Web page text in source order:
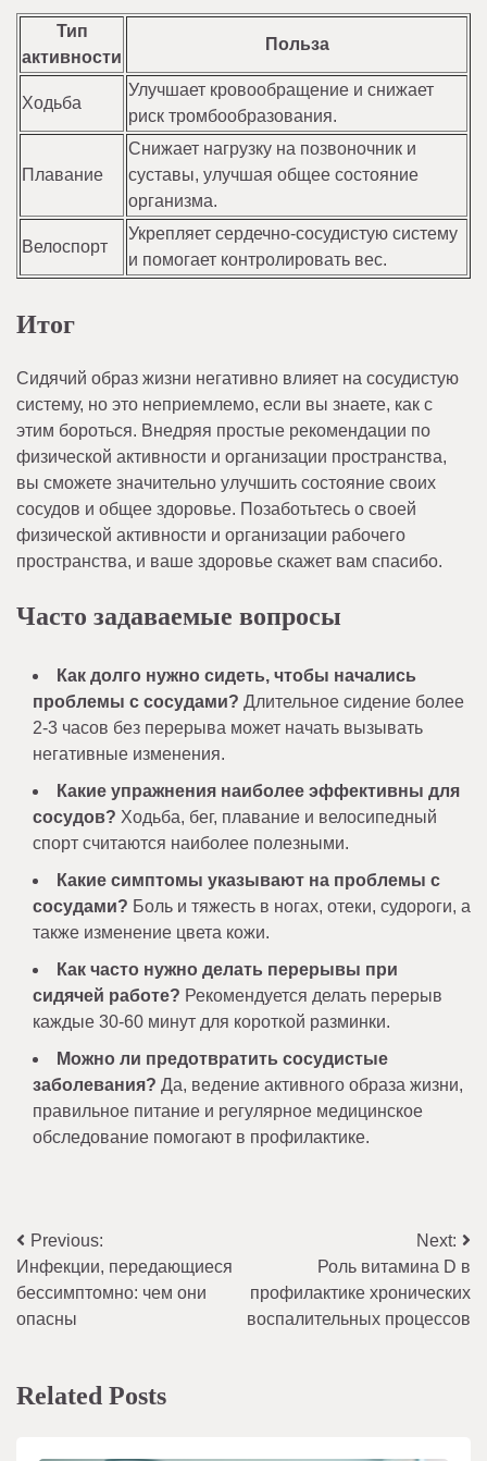
Тип
активности
Польза
Ходьба
Улучшает кровообращение и снижает
риск тромбообразования.
Плавание
Снижает нагрузку на позвоночник и
суставы, улучшая общее состояние
организма.
Велоспорт
Укрепляет сердечно-сосудистую систему
и помогает контролировать вес.
Итог
Сидячий образ жизни негативно влияет на сосудистую
систему, но это неприемлемо, если вы знаете, как с
этим бороться. Внедряя простые рекомендации по
физической активности и организации пространства,
вы сможете значительно улучшить состояние своих
сосудов и общее здоровье. Позаботьтесь о своей
физической активности и организации рабочего
пространства, и ваше здоровье скажет вам спасибо.
Часто задаваемые вопросы
Как долго нужно сидеть, чтобы начались
проблемы с сосудами? Длительное сидение более
2-3 часов без перерыва может начать вызывать
негативные изменения.
Какие упражнения наиболее эффективны для
сосудов? Ходьба, бег, плавание и велосипедный
спорт считаются наиболее полезными.
Какие симптомы указывают на проблемы с
сосудами? Боль и тяжесть в ногах, отеки, судороги, а
также изменение цвета кожи.
Как часто нужно делать перерывы при
сидячей работе? Рекомендуется делать перерыв
каждые 30-60 минут для короткой разминки.
Можно ли предотвратить сосудистые
заболевания? Да, ведение активного образа жизни,
правильное питание и регулярное медицинское
обследование помогают в профилактике.
Навигация
по
записям
Previous:
Инфекции, передающиеся
бессимптомно: чем они
опасны
Next:
Роль витамина D в
профилактике хронических
воспалительных процессов
Related Posts